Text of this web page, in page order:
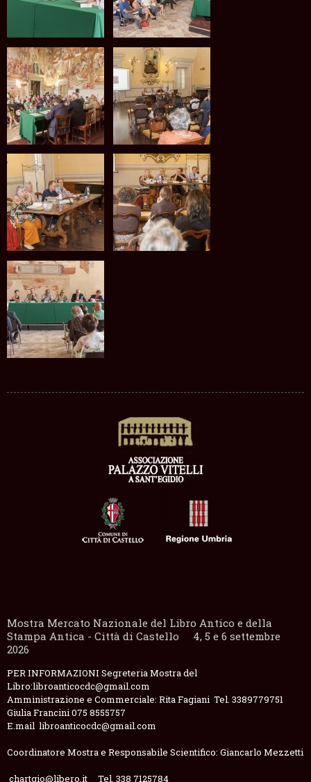
Mostra Mercato Nazionale del Libro Antico e della
Stampa Antica - Città di Castello 4, 5 e 6 settembre
2026
PER INFORMAZIONI Segreteria Mostra del
Libro:libroanticocdc@gmail.com
Amministrazione e Commerciale: Rita Fagiani Tel. 3389779751
Giulia Francini 075 8555757
E.mail libroanticocdc@gmail.com
Coordinatore Mostra e Responsabile Scientifico: Giancarlo Mezzetti
chartgio@libero.it Tel. 338 7125784